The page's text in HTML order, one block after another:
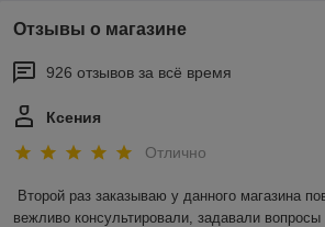
Отзывы о магазине
926 отзывов за всё время
Ксения
Отлично
Второй раз заказываю у данного магазина
вежливо консультировали, задавали